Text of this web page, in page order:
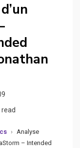
› Analyse
– Intended